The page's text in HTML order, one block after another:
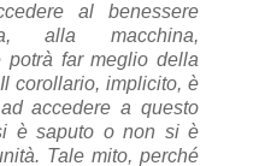
al benessere
alla macchina,
potrà far meglio della
corollario, implicito, è
accedere a questo
è saputo o non si è
Tale mito, perché